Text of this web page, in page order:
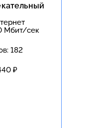
Мбит/сек
182
₽